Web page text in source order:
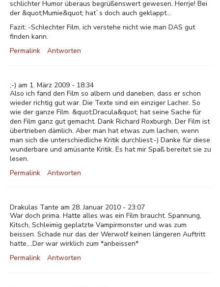
schlichter Humor überaus begrüßenswert gewesen. Herrje! Bei
der &quot;Mumie&quot; hat`s doch auch geklappt...
Fazit: -Schlechter Film, ich verstehe nicht wie man DAS gut
finden kann.
Permalink
Antworten
;-) am 1. März 2009 - 18:34
Also ich fand den Film so albern und daneben, dass er schon
wieder richtig gut war. Die Texte sind ein einziger Lacher. So
wie der ganze Film. &quot;Dracula&quot; hat seine Sache für
den Film ganz gut gemacht. Dank Richard Roxburgh. Der Film ist
übertrieben dämlich. Aber man hat etwas zum lachen, wenn
man sich die unterschiedliche Kritik durchliest:-) Danke für diese
wunderbare und amüsante Kritik. Es hat mir Spaß bereitet sie zu
lesen.
Permalink
Antworten
Drakulas Tante am 28. Januar 2010 - 23:07
War doch prima. Hatte alles was ein Film braucht. Spannung,
Kitsch, Schleimig geplatzte Vampirmonster und was zum
beissen. Schade nur das der Werwolf keinen längeren Auftritt
hatte....Der war wirklich zum *anbeissen*
Permalink
Antworten